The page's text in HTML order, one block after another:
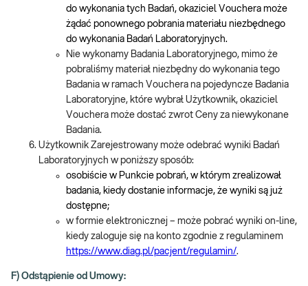
do wykonania tych Badań, okaziciel Vouchera może
żądać ponownego pobrania materiału niezbędnego
do wykonania Badań Laboratoryjnych.
Nie wykonamy Badania Laboratoryjnego, mimo że
pobraliśmy materiał niezbędny do wykonania tego
Badania w ramach Vouchera na pojedyncze Badania
Laboratoryjne, które wybrał Użytkownik, okaziciel
Vouchera może dostać zwrot Ceny za niewykonane
Badania.
Użytkownik Zarejestrowany może odebrać wyniki Badań
Laboratoryjnych w poniższy sposób:
osobiście w Punkcie pobrań, w którym zrealizował
badania, kiedy dostanie informacje, że wyniki są już
dostępne;
w formie elektronicznej – może pobrać wyniki on-line,
kiedy zaloguje się na konto zgodnie z regulaminem
https://www.diag.pl/pacjent/regulamin/.
F) Odstąpienie od Umowy: